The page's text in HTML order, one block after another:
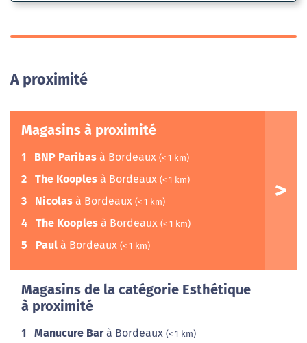
A proximité
Magasins à proximité
1 BNP Paribas à Bordeaux (< 1 km)
2 The Kooples à Bordeaux (< 1 km)
3 Nicolas à Bordeaux (< 1 km)
4 The Kooples à Bordeaux (< 1 km)
5 Paul à Bordeaux (< 1 km)
Magasins de la catégorie Esthétique
à proximité
1 Manucure Barà Bordeaux (< 1 km)